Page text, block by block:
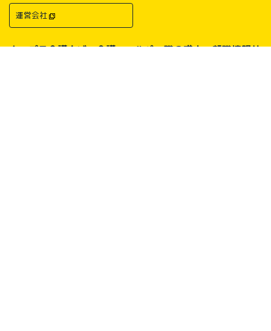
運営会社
キャプラ介護ナビ－介護・ヘルパー職の求人・転職情報サ